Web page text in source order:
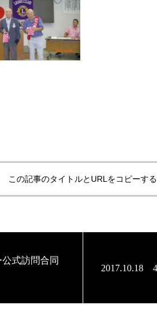
この記事のタイトルとURLをコピーする
式訪問合同
2017.10.18